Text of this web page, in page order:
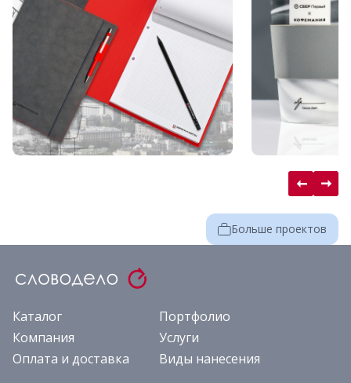
Больше проектов
Каталог
Портфолио
Компания
Услуги
Оплата и доставка
Виды нанесения